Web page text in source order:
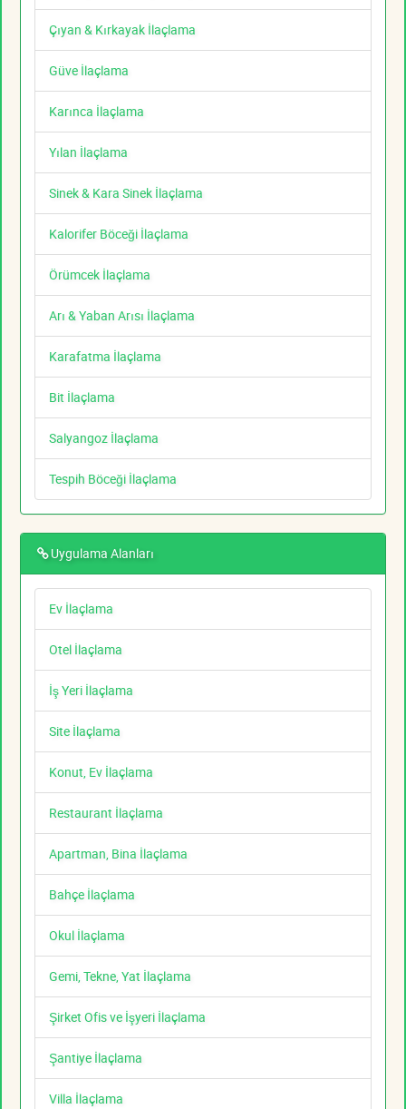
Çıyan & Kırkayak İlaçlama
Güve İlaçlama
Karınca İlaçlama
Yılan İlaçlama
Sinek & Kara Sinek İlaçlama
Kalorifer Böceği İlaçlama
Örümcek İlaçlama
Arı & Yaban Arısı İlaçlama
Karafatma İlaçlama
Bit İlaçlama
Salyangoz İlaçlama
Tespih Böceği İlaçlama
Uygulama Alanları
Ev İlaçlama
Otel İlaçlama
İş Yeri İlaçlama
Site İlaçlama
Konut, Ev İlaçlama
Restaurant İlaçlama
Apartman, Bina İlaçlama
Bahçe İlaçlama
Okul İlaçlama
Gemi, Tekne, Yat İlaçlama
Şirket Ofis ve İşyeri İlaçlama
Şantiye İlaçlama
Villa İlaçlama